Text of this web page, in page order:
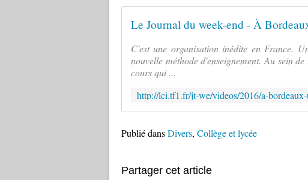
C'est une organisation inédite en France.
nouvelle méthode d'enseignement. Au sein
cours qui ...
Publié dansDivers, Collège et lycée
Partager cet article